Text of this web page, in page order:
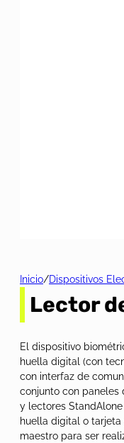
Inicio/Dispositivos
Lector
El dispositivo
huella digital (con
con interfaz de
conjunto con paneles
y lectores
huella digital o
maestro para ser